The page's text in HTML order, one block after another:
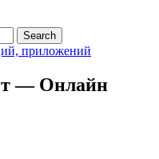
Search
приложений
— Онлайн